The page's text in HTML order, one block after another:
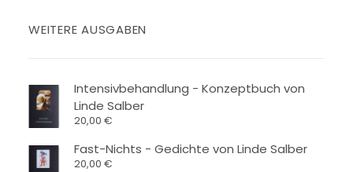
WEITERE AUSGABEN
Intensivbehandlung - Konzeptbuch von
Linde Salber
20,00 €
Fast-Nichts - Gedichte von Linde Salber
20,00 €